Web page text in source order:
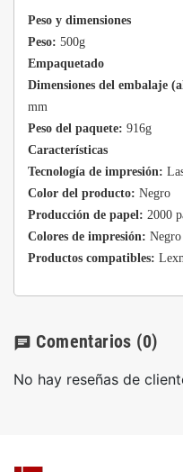
Peso y dimensiones
Peso: 500g
Empaquetado
Dimensiones del embalaje
mm
Peso del paquete: 916g
Características
Tecnología de impresión:
Color del producto: Negro
Producción de papel: 2000
Colores de impresión: Negro
Productos compatibles:
chat Comentarios (0)
No hay reseñas de